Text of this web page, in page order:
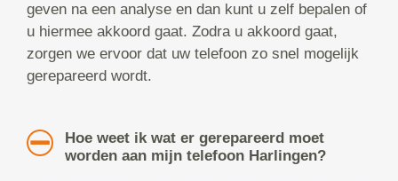
geven na een analyse en dan kunt u zelf bepalen of
u hiermee akkoord gaat. Zodra u akkoord gaat,
zorgen we ervoor dat uw telefoon zo snel mogelijk
gerepareerd wordt.
Hoe weet ik wat er gerepareerd moet
worden aan mijn telefoon Harlingen?